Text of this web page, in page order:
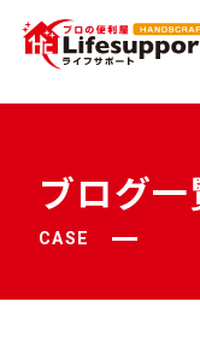
ブログ一
CASE